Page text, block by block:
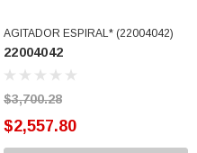
AGITADOR ESPIRAL* (22004042)
22004042
$3,700.28
$2,557.80